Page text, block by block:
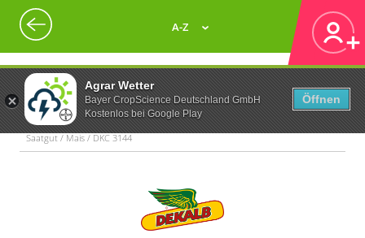
Agrar Wetter
Bayer CropScience Deutschland GmbH
Kostenlos bei Google Play
Öffnen
A-Z
Saatgut / Mais / DKC 3144